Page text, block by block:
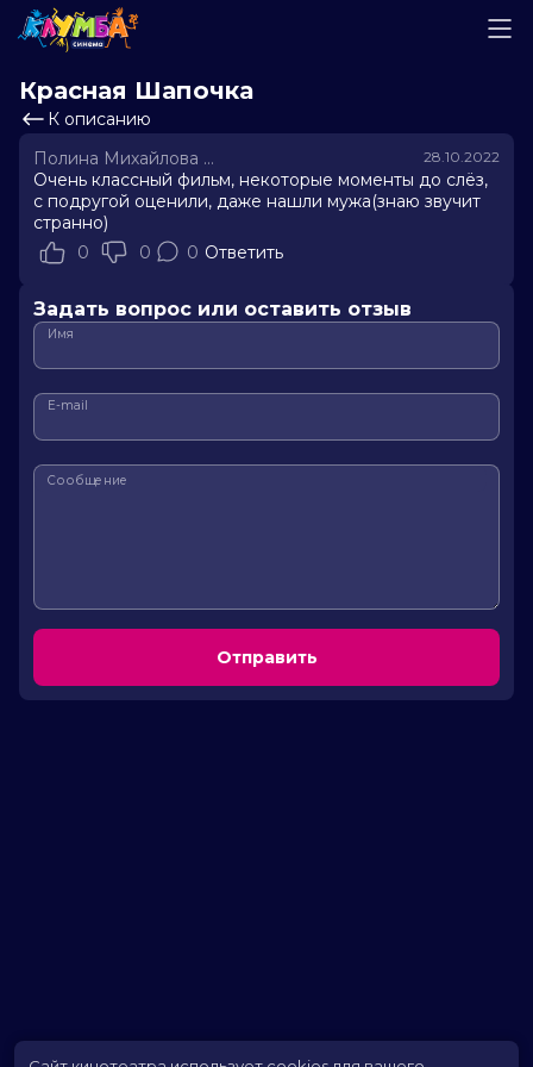
Красная Шапочка
К описанию
Полина Михайлова Алексеевна
28.10.2022
Очень классный фильм, некоторые моменты до слёз,
с подругой оценили, даже нашли мужа(знаю звучит
странно)
0
0 0 Ответить
Задать вопрос или оставить отзыв
Имя
E-mail
Сообщение
Отправить